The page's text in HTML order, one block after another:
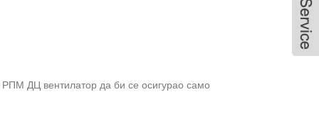
ДЦ вентилатор да би се осигурао само